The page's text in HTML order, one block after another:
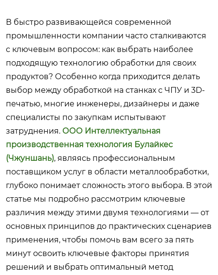
В быстро развивающейся современной
промышленности компании часто сталкиваются
с ключевым вопросом: как выбрать наиболее
подходящую технологию обработки для своих
продуктов? Особенно когда приходится делать
выбор между обработкой на станках с ЧПУ и 3D-
печатью, многие инженеры, дизайнеры и даже
специалисты по закупкам испытывают
затруднения. ООО Интеллектуальная
производственная технология Булайкес
(Чжуншань), являясь профессиональным
поставщиком услуг в области металлообработки,
глубоко понимает сложность этого выбора. В этой
статье мы подробно рассмотрим ключевые
различия между этими двумя технологиями — от
основных принципов до практических сценариев
применения, чтобы помочь вам всего за пять
минут освоить ключевые факторы принятия
решений и выбрать оптимальный метод